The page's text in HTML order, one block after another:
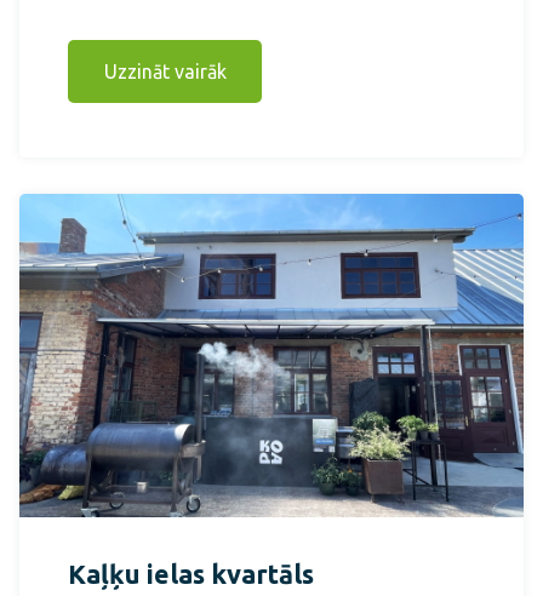
Uzzināt vairāk
Kaļķu ielas kvartāls